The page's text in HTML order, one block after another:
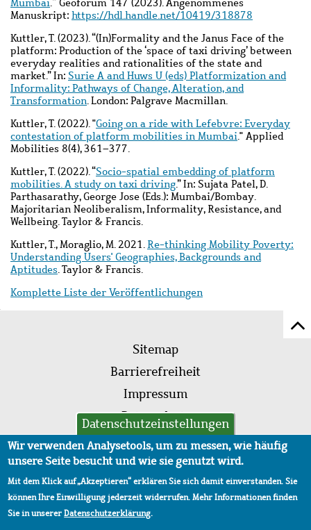
Manuskript: https://hdl.handle.net/10419/318878
Kuttler, T. (2023). “(In)Formality and the Janus Face of the
platform: Production of the ‘space of taxi driving’ between
everyday realities and rationalities of the state and
market.” In: Surie A and Huws U (eds) Platformization and
Informality: Pathways of Change, Alteration, and
Transformation. London: Palgrave Macmillan.
Kuttler, T. (2022). "Going on a ride with Lefebvre: Everyday
contestation of platform mobilities in Mumbai." Applied
Mobilities 8(4),361–377.
Kuttler, T. (2022). “Socio-spatial embedding of platform
mobilities. A study on taxi driving.” In: Sujata Patel, D.
Parthasarathy, George Jose (Eds.): Mumbai/Bombay.
Majoritarian Neoliberalism, Informality, Resistance, and
Wellbeing. Taylor & Francis.
Kuttler, T., Moraglio, M. 2021.Re-thinking Mobility Poverty:
Understanding Users' Geographies, Backgrounds and
Aptitudes.Taylor & Francis.
Komplette Liste der Veröffentlichungen
Fußleistenmenü
Sitemap
Barrierefreiheit
Impressum
Datenschutz
AVB
Datenschutzeinstellungen
Wir verwenden Analysetools, um zu messen, wie häufig
unsere Seite besucht und wie sie genutzt wird.
Mit dem Klick auf „Akzeptieren“ erklären Sie sich damit einverstanden. Sie
können Ihre Einwilligung jederzeit widerrufen. Mehr Informationen finden
Sie in unsererDatenschutzerklärung.